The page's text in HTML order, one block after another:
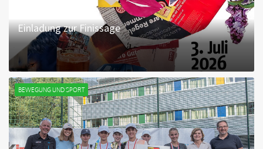
Einladung zur Finissage
BEWEGUNG UND SPORT